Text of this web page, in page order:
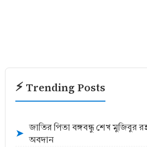
⚡ Trending Posts
➤
জাতির পিতা বঙ্গবন্ধু শেখ মুজিবুর
অবদান